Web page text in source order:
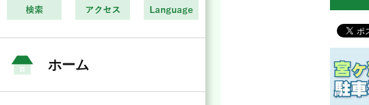
ホーム